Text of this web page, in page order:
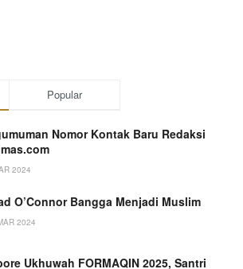
Popular
Nomor Kontak Baru Redaksi
2024
O’Connor Bangga Menjadi Muslim
2024
Ukhuwah FORMAQIN 2025, Santri